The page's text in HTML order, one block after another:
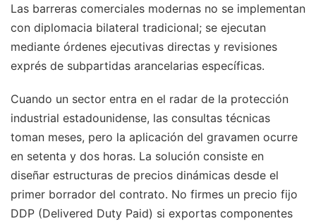
Las barreras comerciales modernas no se implementan
con diplomacia bilateral tradicional; se ejecutan
mediante órdenes ejecutivas directas y revisiones
exprés de subpartidas arancelarias específicas.
Cuando un sector entra en el radar de la protección
industrial estadounidense, las consultas técnicas
toman meses, pero la aplicación del gravamen ocurre
en setenta y dos horas. La solución consiste en
diseñar estructuras de precios dinámicas desde el
primer borrador del contrato. No firmes un precio fijo
DDP (Delivered Duty Paid) si exportas componentes